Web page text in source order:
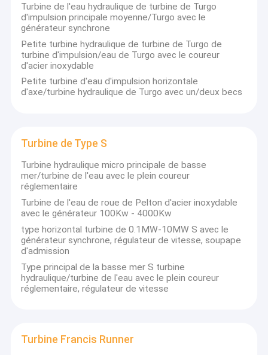
Turbine de l'eau hydraulique de turbine de Turgo
d'impulsion principale moyenne/Turgo avec le
générateur synchrone
Petite turbine hydraulique de turbine de Turgo de
turbine d'impulsion/eau de Turgo avec le coureur
d'acier inoxydable
Petite turbine d'eau d'impulsion horizontale
d'axe/turbine hydraulique de Turgo avec un/deux becs
Turbine de Type S
Turbine hydraulique micro principale de basse
mer/turbine de l'eau avec le plein coureur
réglementaire
Turbine de l'eau de roue de Pelton d'acier inoxydable
avec le générateur 100Kw - 4000Kw
type horizontal turbine de 0.1MW-10MW S avec le
générateur synchrone, régulateur de vitesse, soupape
d'admission
Type principal de la basse mer S turbine
hydraulique/turbine de l'eau avec le plein coureur
réglementaire, régulateur de vitesse
Turbine Francis Runner